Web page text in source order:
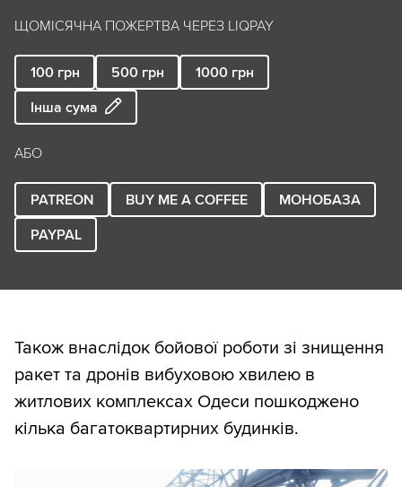
ЩОМІСЯЧНА ПОЖЕРТВА ЧЕРЕЗ LIQPAY
100 грн 500 грн 1000 грн
Інша сума
АБО
PATREON BUY ME A COFFEE
МОНОБАЗА
PAYPAL
Також внаслідок бойової роботи зі знищення
ракет та дронів вибуховою хвилею в
житлових комплексах Одеси пошкоджено
кілька багатоквартирних будинків.